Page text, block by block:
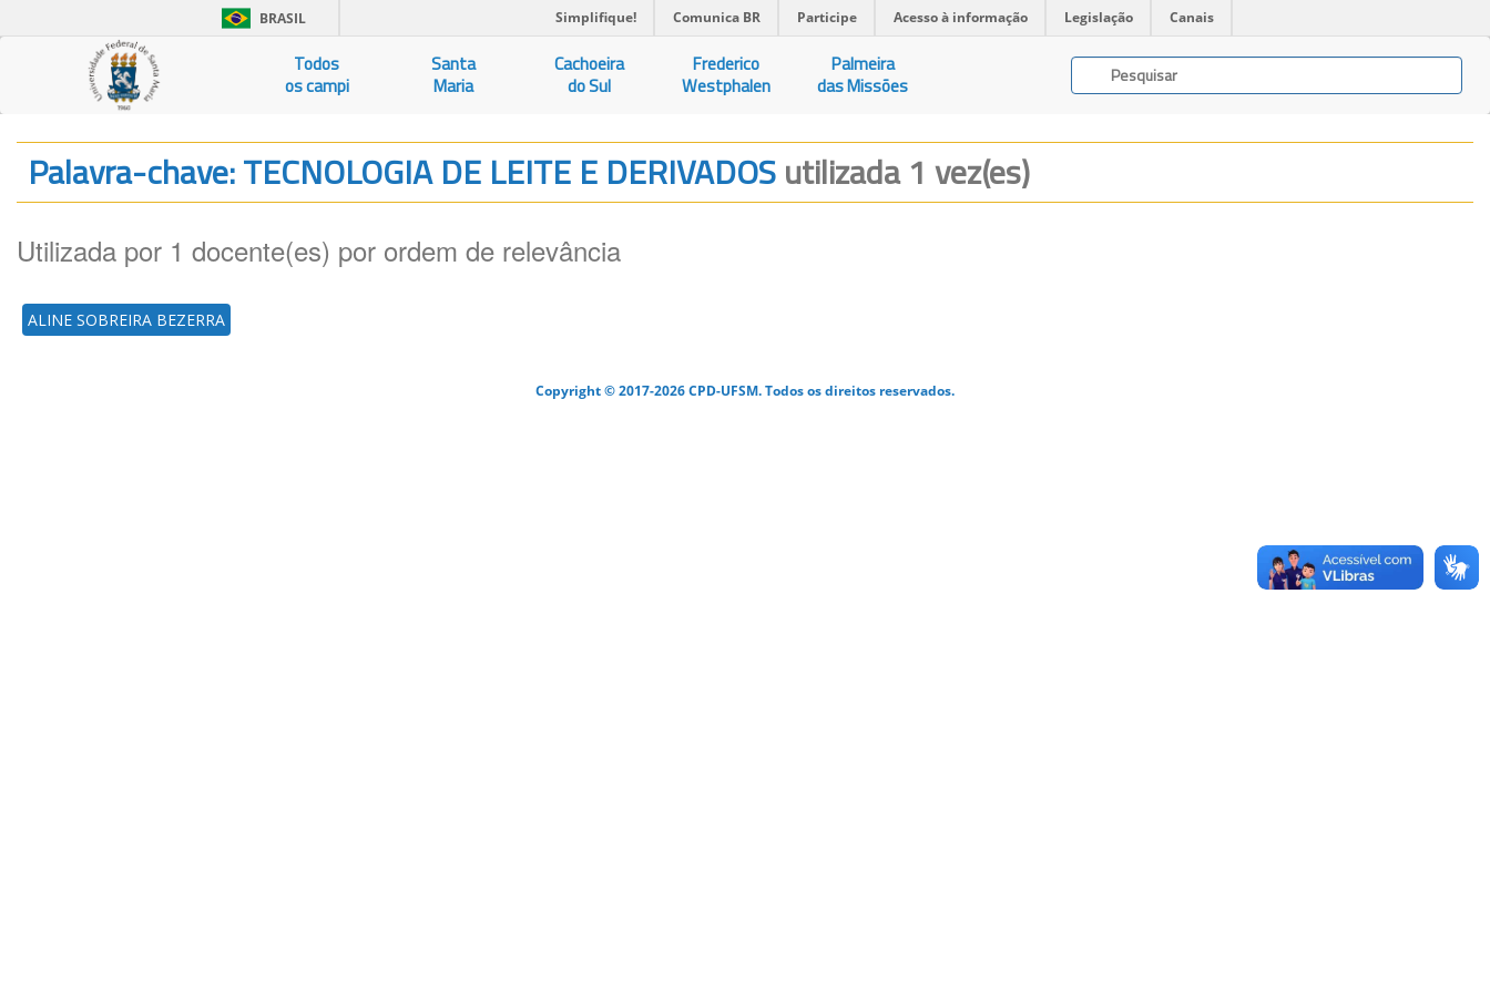
BRASIL Simplifique! Comunica BR Participe Acesso à informação Legislação Canais
Todos
os campi
Santa
Maria
Cachoeira
do Sul
Frederico
Westphalen
Palmeira
das Missões
Palavra-chave: TECNOLOGIA DE LEITE E DERIVADOSutilizada 1 vez(es)
Utilizada por 1 docente(es) por ordem de relevância
ALINE SOBREIRA BEZERRA
Copyright © 2017-2026 CPD-UFSM. Todos os direitos reservados.